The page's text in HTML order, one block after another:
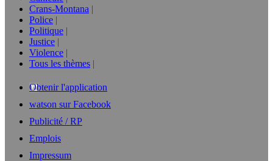
Crans-Montana
Police
Politique
Justice
Violence
Tous les thèmes
Obtenir l'application
watson sur Facebook
Publicité / RP
Emplois
Impressum